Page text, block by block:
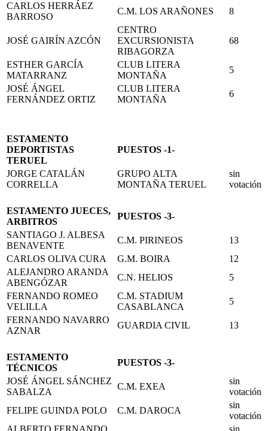
CARLOS HERRÁEZ
BARROSO
C.M. LOS ARAÑONES 8
JOSÉ GAIRÍN AZCÓN
CENTRO
EXCURSIONISTA
RIBAGORZA
68
ESTHER GARCÍA
MATARRANZ
CLUB LITERA
MONTAÑA
5
JOSÉ ÁNGEL
FERNÁNDEZ ORTIZ
CLUB LITERA
MONTAÑA
6
ESTAMENTO
DEPORTISTAS
TERUEL
PUESTOS -1-
JORGE CATALÁN
CORRELLA
GRUPO ALTA
MONTAÑA TERUEL
sin
votación
ESTAMENTO JUECES,
ARBITROS
PUESTOS -3-
SANTIAGO J. ALBESA
BENAVENTE
C.M. PIRINEOS
13
CARLOS OLIVA CURA
G.M. BOIRA
12
ALEJANDRO ARANDA
ABENGÓZAR
C.N. HELIOS
5
FERNANDO ROMEO
VELILLA
C.M. STADIUM
CASABLANCA
5
FERNANDO NAVARRO
AZNAR
GUARDIA CIVIL 13
ESTAMENTO
TÉCNICOS
PUESTOS -3-
JOSÉ ÁNGEL SÁNCHEZ
SABALZA
C.M. EXEA
sin
votación
FELIPE GUINDA POLO
C.M. DAROCA
sin
votación